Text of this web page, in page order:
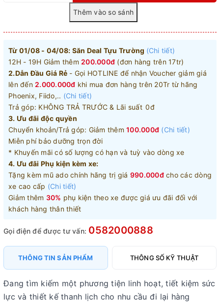
Từ 01/08 - 04/08: Săn Deal Tựu Trường (Chi tiết)
12H - 19H Giảm thêm 200.000đ (đơn hàng trên 17tr)
2.Dẫn Đầu Giá Rẻ - Gọi HOTLINE để nhận Voucher giảm giá
lên đến 2.000.000đ khi mua đơn hàng trên 20Tr từ hãng
Phoenix, Fiido,.. (Chi tiết)
Trả góp: KHÔNG TRẢ TRƯỚC & Lãi suất 0đ
3. Ưu đãi độc quyền
Chuyển khoản/Trả góp: Giảm thêm 100.000đ (Chi tiết)
Miễn phí bảo dưỡng trọn đời
* Khuyến mãi có số lượng có hạn và tuỳ vào dòng xe
4. Ưu đãi Phụ kiện kèm xe:
Tặng kèm mũ ado chính hãng trị giá 990.000đcho các dòng
xe cao cấp (Chi tiết)
Giảm thêm 30% phụ kiện theo xe được giá ưu đãi đối với
khách hàng thân thiết
Gọi điện để được tư vấn: 0582000888
THÔNG TIN SẢN PHẨM THÔNG SỐ KỸ THUẬT
Đang tìm kiếm một phương tiện linh hoạt, tiết kiệm sức
lực và thiết kế thanh lịch cho nhu cầu đi lại hàng